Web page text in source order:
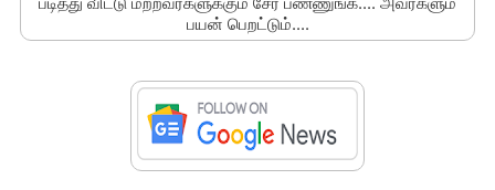
பயன் பெறட்டும்....